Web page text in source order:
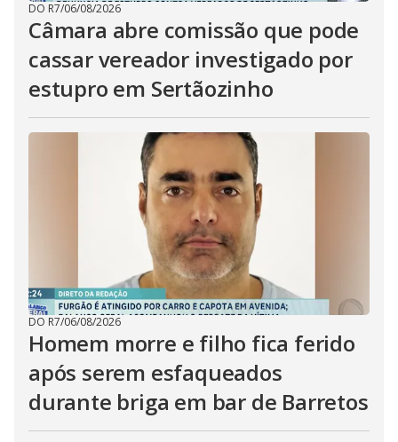
DO R7/06/08/2026
Câmara abre comissão que pode
cassar vereador investigado por
estupro em Sertãozinho
DO R7/06/08/2026
Homem morre e filho fica ferido
após serem esfaqueados
durante briga em bar de Barretos